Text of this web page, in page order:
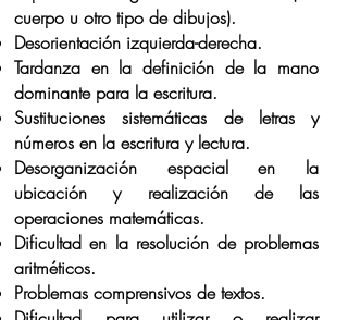
cuerpo u otro tipo de dibujos).
Desorientación izquierda-derecha.
Tardanza en la definición de la mano
dominante para la escritura.
Sustituciones sistemáticas de letras y
números en la escritura y lectura.
Desorganización espacial en la
ubicación y realización de las
operaciones matemáticas.
Dificultad en la resolución de problemas
aritméticos.
Problemas comprensivos de textos.